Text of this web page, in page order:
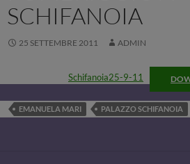
SCHIFANOIA
25 SETTEMBRE 2011 ADMIN
Schifanoia25-9-11
EMANUELA MARI PALAZZO SCHIFANOIA